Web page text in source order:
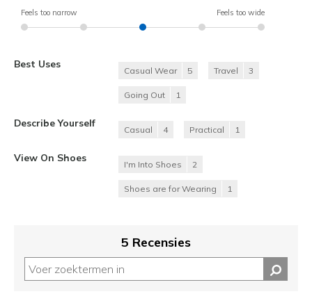
Feels too narrow Feels too wide
Best Uses
Casual Wear 5 Travel 3
Going Out 1
Describe Yourself
Casual 4 Practical 1
View On Shoes
I'm Into Shoes 2
Shoes are for Wearing 1
5 Recensies